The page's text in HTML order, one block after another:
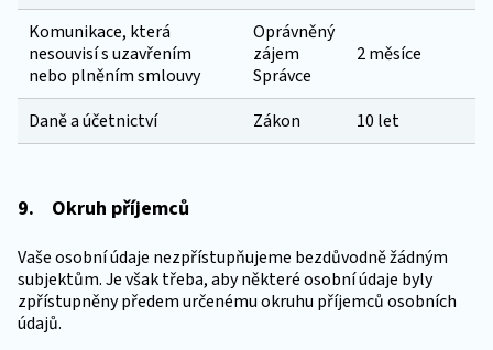
Komunikace, která
nesouvisí s uzavřením
nebo plněním smlouvy
Oprávněný
zájem
Správce
2 měsíce
Daně a účetnictví Zákon 10 let
9. Okruh příjemců
Vaše osobní údaje nezpřístupňujeme bezdůvodně žádným
subjektům. Je však třeba, aby některé osobní údaje byly
zpřístupněny předem určenému okruhu příjemců osobních
údajů.